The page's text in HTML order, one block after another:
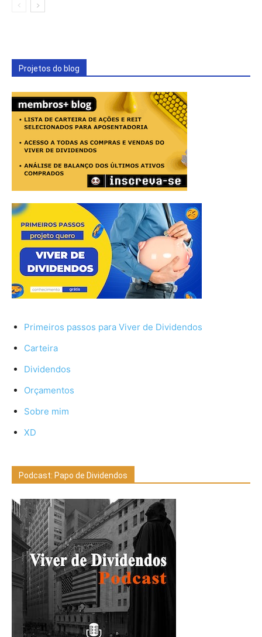
Projetos do blog
Primeiros passos para Viver de Dividendos
Carteira
Dividendos
Orçamentos
Sobre mim
XD
Podcast: Papo de Dividendos